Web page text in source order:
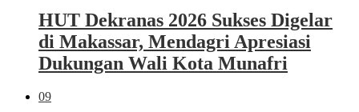
HUT Dekranas 2026 Sukses Digelar
di Makassar, Mendagri Apresiasi
Dukungan Wali Kota Munafri
09